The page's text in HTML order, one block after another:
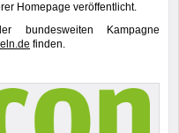
Homepage veröffentlicht.
bundesweiten Kampagne
finden.